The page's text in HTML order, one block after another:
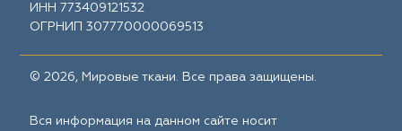
ИНН 773409121532
ОГРНИП 307770000069513
© 2026, Мировые ткани. Все права защищены.
Вся информация на данном сайте носит